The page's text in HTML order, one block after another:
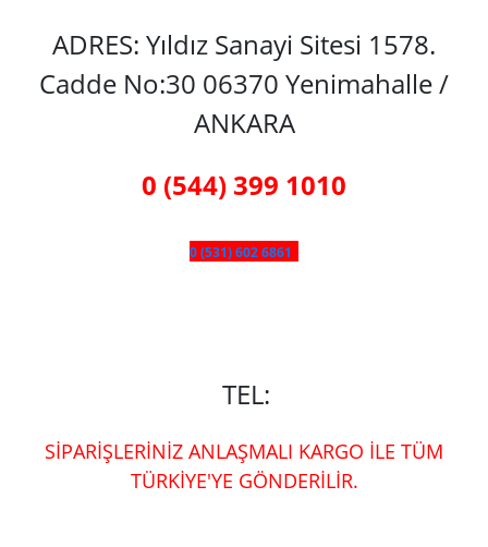
ADRES: Yıldız Sanayi Sitesi 1578.
Cadde No:30 06370 Yenimahalle /
ANKARA
0 (544) 399 1010
0 (531) 602 6861
TEL:
SİPARİŞLERİNİZ ANLAŞMALI KARGO İLE TÜM
TÜRKİYE'YE GÖNDERİLİR.